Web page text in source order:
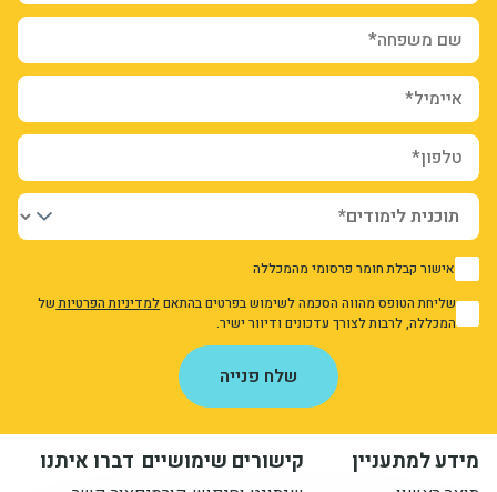
שם משפחה*
איימיל*
טלפון*
1 אישור קבלת חומר פרסומי מהמכללה
1
אני מאשר/ת את מדיניות הפרטיות
שליחת הטופס מהווה הסכמה לשימוש בפרטים בהתאםלמדיניות הפרטיותשל
המכללה, לרבות לצורך עדכונים ודיוור ישיר.
שלח פנייה
מידע למתעניין קישורים שימושיים דברו איתנו